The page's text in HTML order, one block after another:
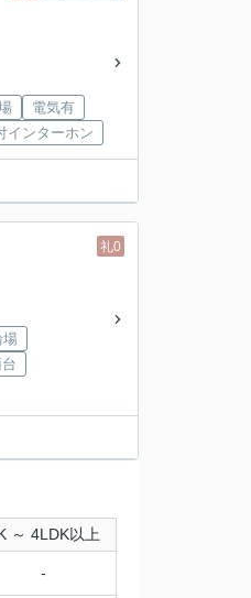
電気有
インターホン
礼0
場
～ 4LDK以上
-